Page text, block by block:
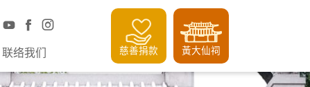
联络我们 慈善捐款 黃大仙祠